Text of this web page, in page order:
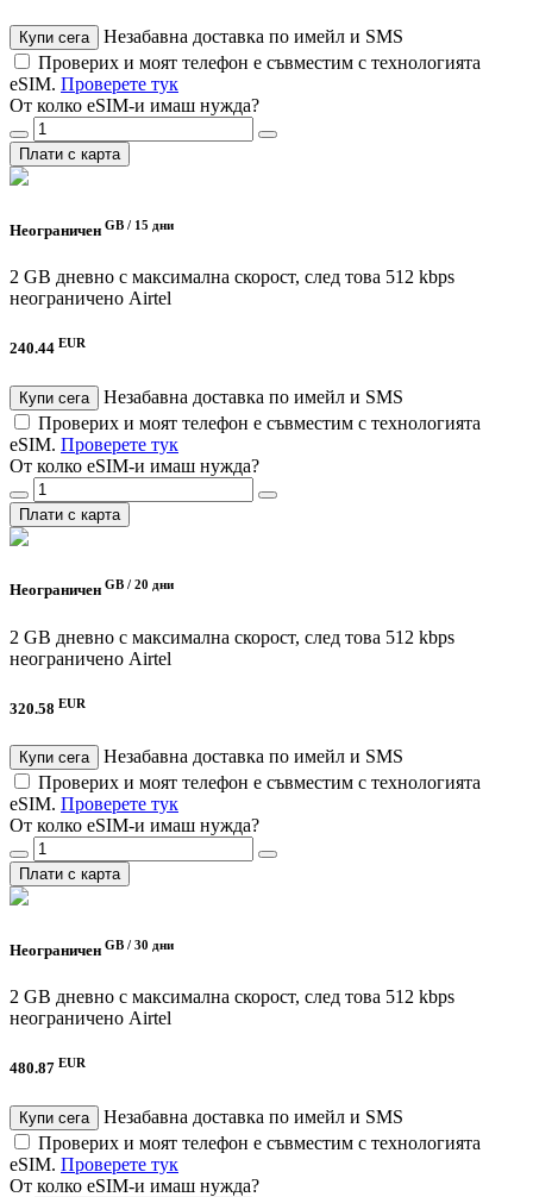
Купи сега
Незабавна доставка по имейл и SMS
Проверих и моят телефон е съвместим с технологията
eSIM. Проверете тук
От колко eSIM-и имаш нужда?
Плати с карта
Неограничен GB / 15 дни
2 GB дневно с максимална скорост, след това 512 kbps
неограничено Airtel
240.44 EUR
Купи сега
Незабавна доставка по имейл и SMS
Проверих и моят телефон е съвместим с технологията
eSIM. Проверете тук
От колко eSIM-и имаш нужда?
Плати с карта
Неограничен GB / 20 дни
2 GB дневно с максимална скорост, след това 512 kbps
неограничено Airtel
320.58 EUR
Купи сега
Незабавна доставка по имейл и SMS
Проверих и моят телефон е съвместим с технологията
eSIM. Проверете тук
От колко eSIM-и имаш нужда?
Плати с карта
Неограничен GB / 30 дни
2 GB дневно с максимална скорост, след това 512 kbps
неограничено Airtel
480.87 EUR
Купи сега
Незабавна доставка по имейл и SMS
Проверих и моят телефон е съвместим с технологията
eSIM. Проверете тук
От колко eSIM-и имаш нужда?